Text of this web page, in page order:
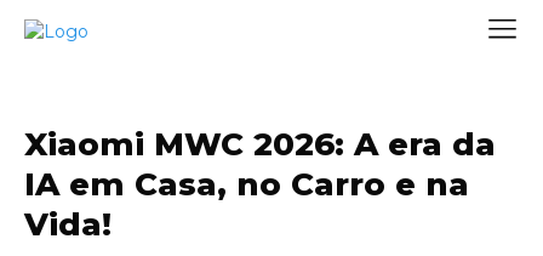
Xiaomi MWC 2026: A era da
IA em Casa, no Carro e na
Vida!